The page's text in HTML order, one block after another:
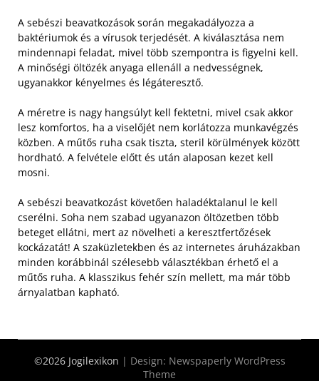
A sebészi beavatkozások során megakadályozza a
baktériumok és a vírusok terjedését. A kiválasztása nem
mindennapi feladat, mivel több szempontra is figyelni kell.
A minőségi öltözék anyaga ellenáll a nedvességnek,
ugyanakkor kényelmes és légáteresztő.
A méretre is nagy hangsúlyt kell fektetni, mivel csak akkor
lesz komfortos, ha a viselőjét nem korlátozza munkavégzés
közben. A műtős ruha csak tiszta, steril körülmények között
hordható. A felvétele előtt és után alaposan kezet kell
mosni.
A sebészi beavatkozást követően haladéktalanul le kell
cserélni. Soha nem szabad ugyanazon öltözetben több
beteget ellátni, mert az növelheti a keresztfertőzések
kockázatát! A szaküzletekben és az internetes áruházakban
minden korábbinál szélesebb választékban érhető el a
műtős ruha. A klasszikus fehér szín mellett, ma már több
árnyalatban kapható.
©2026 Jogilexikon | Design: Newspaperly WordPress
Theme